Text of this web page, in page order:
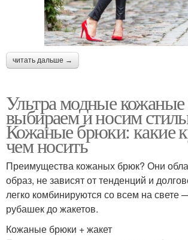
читать дальше →
Ультра модные
выбираем и носим
Кожаные брюки: какие
чем носить
Преимущества кожаных брюк? Они
образ, не зависят от тенденций и
легко комбинируются со всем на свете
рубашек до жакетов.
Кожаные брюки + жакет